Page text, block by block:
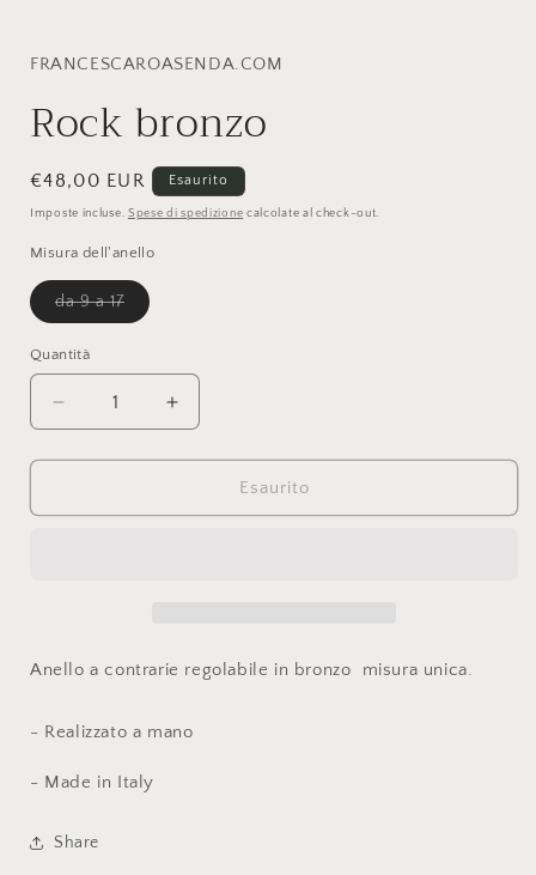
modale
FRANCESCAROASENDA.COM
Rock bronzo
Prezzo
di
€48,00 EUR Esaurito
Imposte incluse. Spese di spedizione calcolate al check-out.
Misura dell'anello
da 9 a 17Variante
esaurita
Quantità
Diminuisci
quantità
per
bronzo
Aumenta
quantità
per
bronzo
Esaurito
Anello a contrarie regolabile in bronzo misura unica.
- Realizzato a mano
- Made in Italy
Share